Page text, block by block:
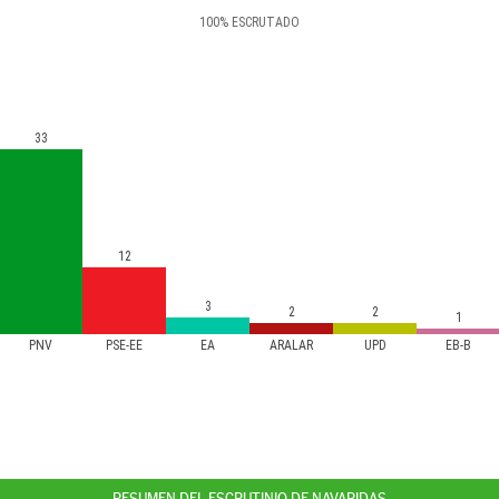
100% ESCRUTADO
PNV PSE-EE EA ARALAR UPD EB-B
33
12
3 2 2 1